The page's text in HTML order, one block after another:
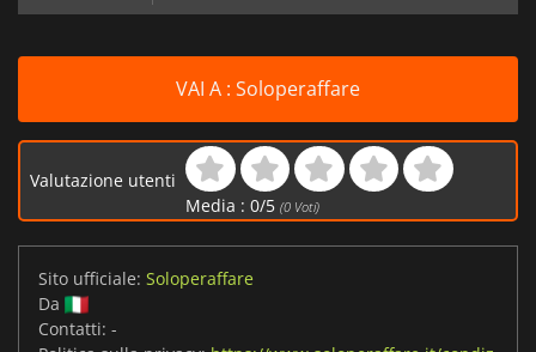
VAI A : Soloperaffare
Valutazione utenti
Media : 0/5 (0Voti)
Sito ufficiale: Soloperaffare
Da
Contatti: -